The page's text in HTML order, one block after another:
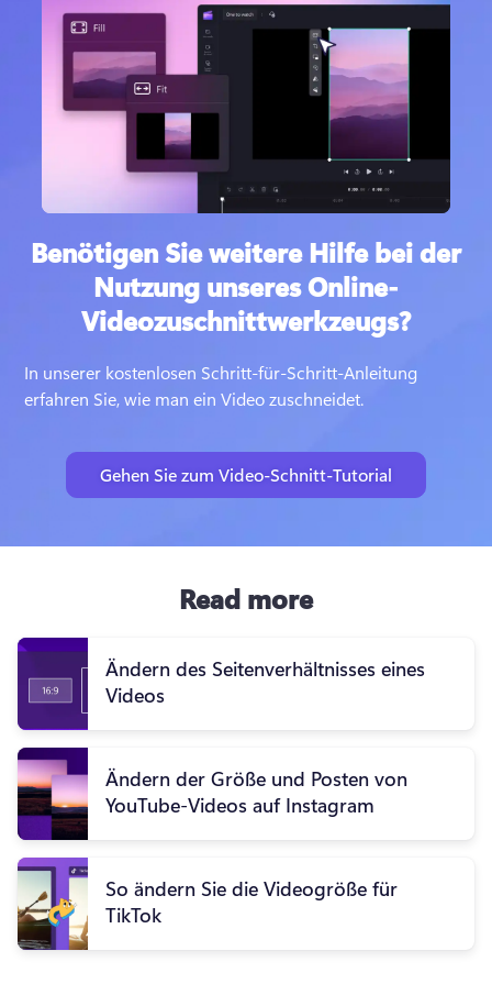
Benötigen Sie weitere Hilfe bei der
Nutzung unseres Online-
Videozuschnittwerkzeugs?
In unserer kostenlosen Schritt-für-Schritt-Anleitung
erfahren Sie, wie man ein Video zuschneidet.
Gehen Sie zum Video-Schnitt-Tutorial
Read more
Ändern des Seitenverhältnisses eines
Videos
Ändern der Größe und Posten von
YouTube-Videos auf Instagram
So ändern Sie die Videogröße für
TikTok